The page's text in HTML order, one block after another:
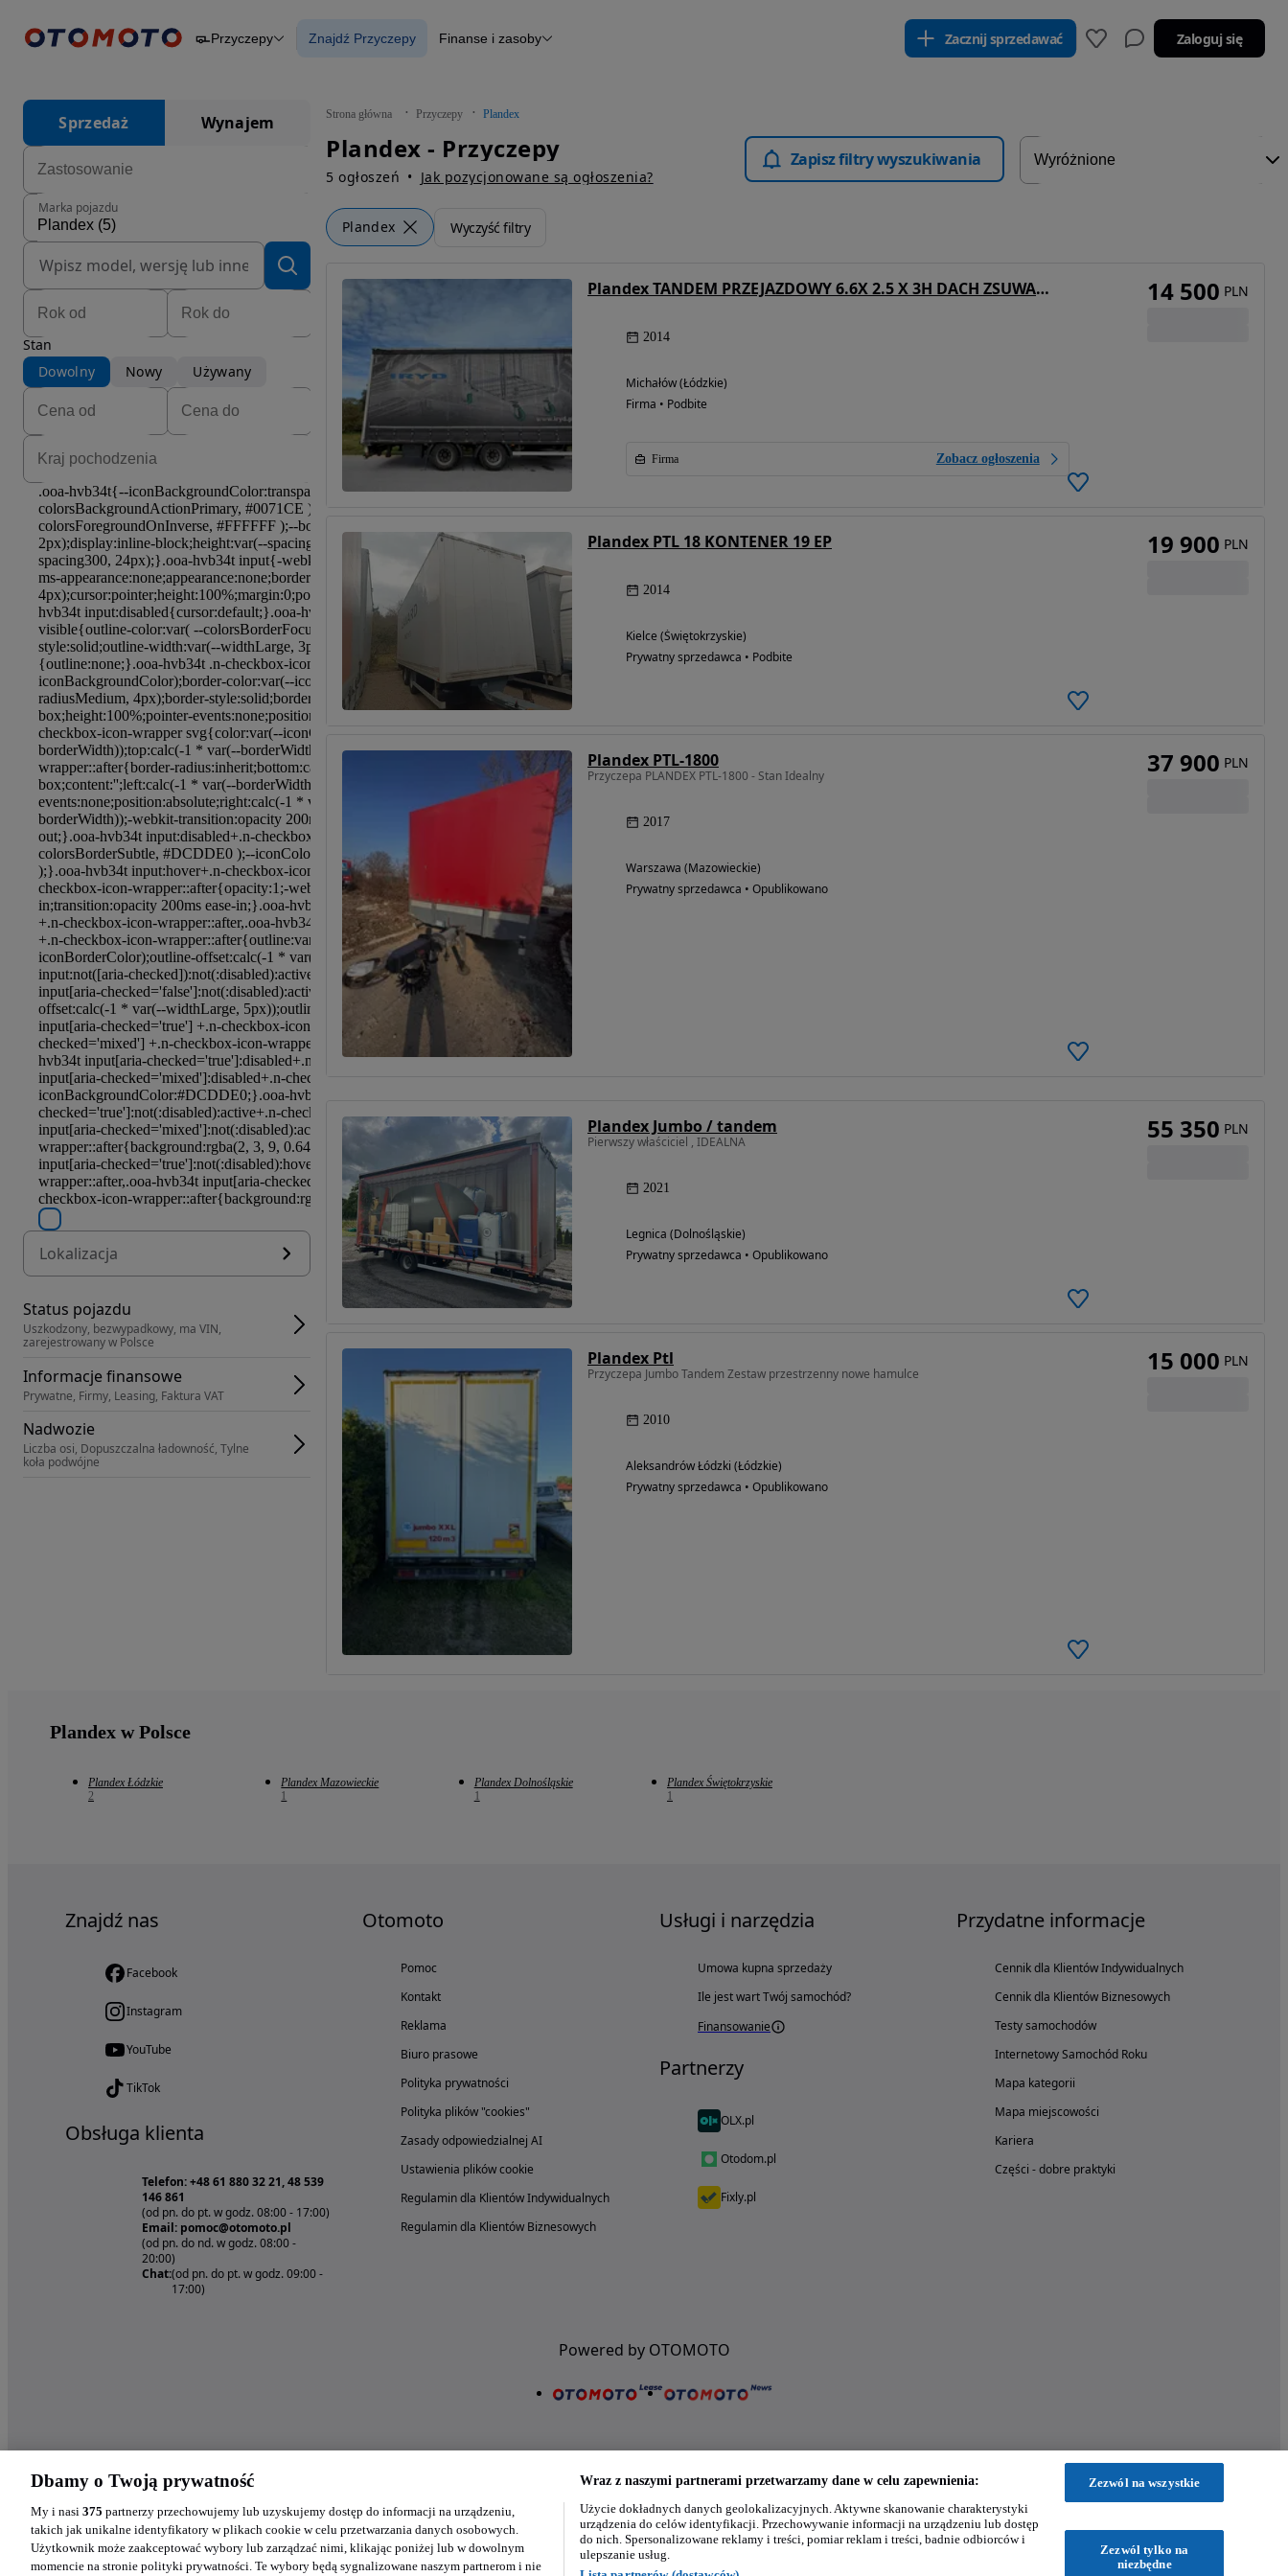
Osobowe
Przyczepy
Przyczepy Znajdź Przyczepy Finanse i zasoby Zacznij sprzedawać Zaloguj się
Strona główna Przyczepy Plandex
Plandex - Przyczepy
5 ogłoszeń Jak pozycjonowane są ogłoszenia?
Zapisz filtry wyszukiwania
Plandex Wyczyść filtry
Sprzedaż Wynajem
Marka pojazdu
Stan
Dowolny
Nowy Używany
Lokalizacja
Status pojazdu
Uszkodzony, bezwypadkowy, ma VIN,
zarejestrowany w Polsce
Informacje finansowe
Prywatne, Firmy, Leasing, Faktura VAT
Nadwozie
Liczba osi, Dopuszczalna ładowność, Tylne
koła podwójne
Plandex TANDEM PRZEJAZDOWY 6.6X 2.5 X 3H DACH ZSUWANY
2014
Michałów (Łódzkie)
Firma • Podbite
Firma Zobacz ogłoszenia
14 500 PLN
Plandex PTL 18 KONTENER 19 EP
2014
Kielce (Świętokrzyskie)
Prywatny sprzedawca • Podbite
19 900 PLN
Plandex PTL-1800
Przyczepa PLANDEX PTL-1800 - Stan Idealny
2017
Warszawa (Mazowieckie)
Prywatny sprzedawca • Opublikowano
37 900 PLN
Plandex Jumbo / tandem
Pierwszy właściciel , IDEALNA
2021
Legnica (Dolnośląskie)
Prywatny sprzedawca • Opublikowano
55 350 PLN
Plandex Ptl
Przyczepa Jumbo Tandem Zestaw przestrzenny nowe hamulce
2010
Aleksandrów Łódzki (Łódzkie)
Prywatny sprzedawca • Opublikowano
15 000 PLN
Plandex w Polsce
Plandex Łódzkie
2
Plandex Mazowieckie
1
Plandex Dolnośląskie
1
Plandex Świętokrzyskie
1
Znajdź nas
Facebook
Instagram
YouTube
TikTok
Obsługa klienta
Telefon: +48 61 880 32 21, 48 539
146 861
(od pn. do pt. w godz. 08:00 - 17:00)
Email: pomoc@otomoto.pl
(od pn. do nd. w godz. 08:00 -
20:00)
Chat:(od pn. do pt. w godz. 09:00 -
17:00)
Otomoto
Pomoc
Kontakt
Reklama
Biuro prasowe
Polityka prywatności
Polityka plików "cookies"
Zasady odpowiedzialnej AI
Ustawienia plików cookie
Regulamin dla Klientów Indywidualnych
Regulamin dla Klientów Biznesowych
Usługi i narzędzia
Umowa kupna sprzedaży
Ile jest wart Twój samochód?
Finansowanie
Partnerzy
OLX.pl
Otodom.pl
Fixly.pl
Przydatne informacje
Cennik dla Klientów Indywidualnych
Cennik dla Klientów Biznesowych
Testy samochodów
Internetowy Samochód Roku
Mapa kategorii
Mapa miejscowości
Kariera
Części - dobre praktyki
Powered by OTOMOTO
Nasze aplikacje w twoim telefonie
Dbamy o Twoją prywatność
My i nasi 375 partnerzy przechowujemy lub uzyskujemy dostęp do informacji na urządzeniu,
takich jak unikalne identyfikatory w plikach cookie w celu przetwarzania danych osobowych.
Użytkownik może zaakceptować wybory lub zarządzać nimi, klikając poniżej lub w dowolnym
momencie na stronie polityki prywatności. Te wybory będą sygnalizowane naszym partnerom i nie
Wraz z naszymi partnerami przetwarzamy dane w celu zapewnienia:
Użycie dokładnych danych geolokalizacyjnych. Aktywne skanowanie charakterystyki
urządzenia do celów identyfikacji. Przechowywanie informacji na urządzeniu lub dostęp
do nich. Spersonalizowane reklamy i treści, pomiar reklam i treści, badnie odbiorców i
ulepszanie usług.
Zezwól na wszystkie
Zezwól tylko na
niezbędne